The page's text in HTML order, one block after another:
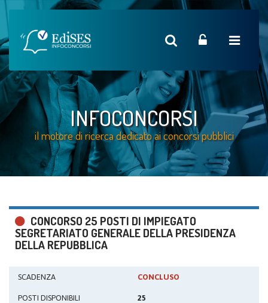
INFOCONCORSI
il motore di ricerca dedicato ai concorsi pubblici
CONCORSO 25 POSTI DI IMPIEGATO
SEGRETARIATO GENERALE DELLA PRESIDENZA
DELLA REPUBBLICA
SCADENZA CONCLUSO
POSTI DISPONIBILI 25